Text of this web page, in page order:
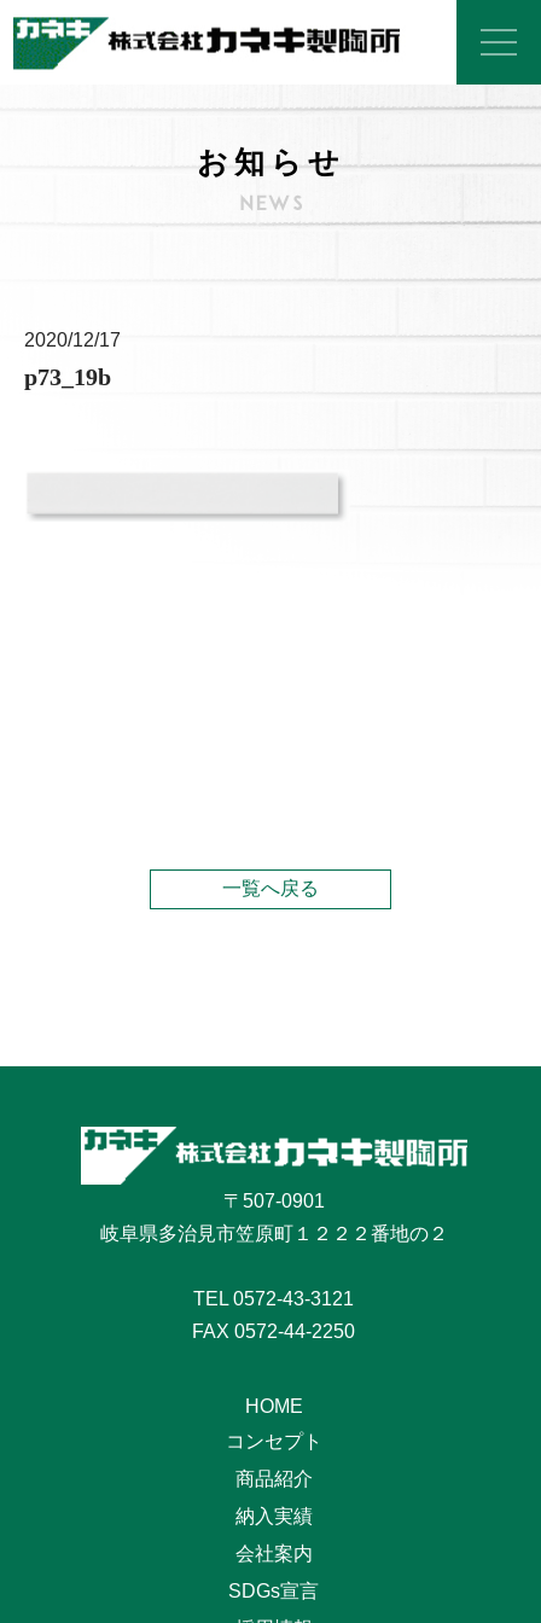
お知らせ
2020/12/17
p73_19b
一覧へ戻る
〒507-0901
岐阜県多治見市笠原町１２２２番地の２
TEL 0572-43-3121
FAX 0572-44-2250
HOME
コンセプト
商品紹介
納入実績
会社案内
SDGs宣言